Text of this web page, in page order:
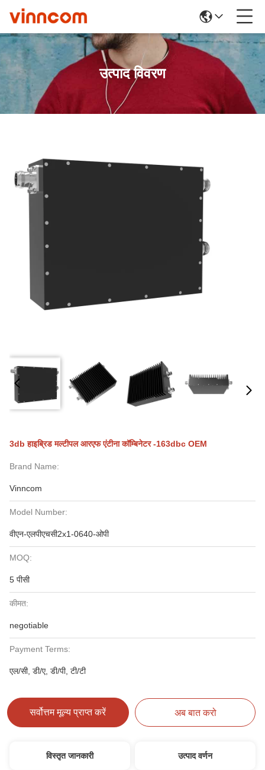
उत्पाद विवरण
3db हाइब्रिड मल्टीपल आरएफ एंटीना कॉम्बिनेटर -163dbc OEM
Brand Name:
Vinncom
Model Number:
वीएन-एलपीएचसी2x1-0640-ओपी
MOQ:
5 पीसी
कीमत:
negotiable
Payment Terms:
एल/सी, डी/ए, डी/पी, टी/टी
सर्वोत्तम मूल्य प्राप्त करें अब बात करो
विस्तृत जानकारी उत्पाद वर्णन